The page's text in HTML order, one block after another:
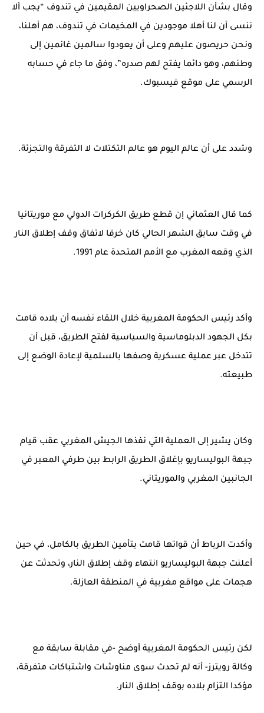
وقال بشأن اللاجئين الصحراويين المقيمين في تندوف “يجب ألا
ننسى أن لنا أهلا موجودين في المخيمات في تندوف، هم أهلنا،
ونحن حريصون عليهم وعلى أن يعودوا سالمين غانمين إلى
وطنهم، وهو دائما يفتح لهم صدره”، وفق ما جاء في حسابه
الرسمي على موقع فيسبوك.
وشدد على أن عالم اليوم هو عالم التكتلات لا التفرقة والتجزئة.
كما قال العثماني إن قطع طريق الكركرات الدولي مع موريتانيا
في وقت سابق الشهر الحالي كان خرقا لاتفاق وقف إطلاق النار
الذي وقعه المغرب مع الأمم المتحدة عام 1991.
وأكد رئيس الحكومة المغربية خلال اللقاء نفسه أن بلاده قامت
بكل الجهود الدبلوماسية والسياسية لفتح الطريق، قبل أن
تتدخل عبر عملية عسكرية وصفها بالسلمية لإعادة الوضع إلى
طبيعته.
وكان يشير إلى العملية التي نفذها الجيش المغربي عقب قيام
جبهة البوليساريو بإغلاق الطريق الرابط بين طرفي المعبر في
الجانبين المغربي والموريتاني.
وأكدت الرباط أن قواتها قامت بتأمين الطريق بالكامل، في حين
أعلنت جبهة البوليساريو انتهاء وقف إطلاق النار، وتحدثت عن
هجمات على مواقع مغربية في المنطقة العازلة.
لكن رئيس الحكومة المغربية أوضح -في مقابلة سابقة مع
وكالة رويترز- أنه لم تحدث سوى مناوشات واشتباكات متفرقة،
مؤكدا التزام بلاده بوقف إطلاق النار.